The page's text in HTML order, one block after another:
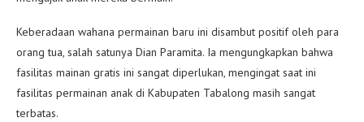
Keberadaan wahana permainan baru ini disambut positif oleh para
orang tua, salah satunya Dian Paramita. Ia mengungkapkan bahwa
fasilitas mainan gratis ini sangat diperlukan, mengingat saat ini
fasilitas permainan anak di Kabupaten Tabalong masih sangat
terbatas.